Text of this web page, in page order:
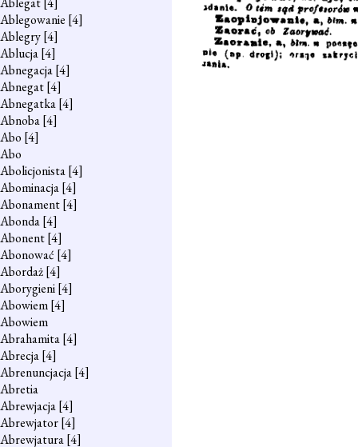
Ablegowanie [4]
Ablegry[4]
Ablucja[4]
Abnegacja[4]
Abnegat[4]
Abnegatka[4]
Abnoba[4]
Abo [4]
Abo
Abolicjonista[4]
Abominacja[4]
Abonament[4]
Abonda[4]
Abonent[4]
Abonować [4]
Abordaż[4]
Aborygieni[4]
Abowiem[4]
Abowiem
Abrahamita[4]
Abrecja[4]
Abrenuncjacja[4]
Abretia
Abrewjacja[4]
Abrewjator[4]
Abrewjatura[4]